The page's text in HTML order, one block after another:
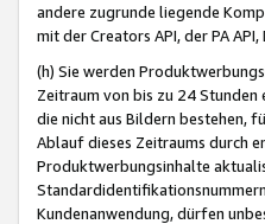
andere zugrunde liegende
mit der Creators API, der PA
(h) Sie werden
Zeitraum von bis zu 24
die nicht aus Bildern bestehen,
Ablauf dieses Zeitraums durch
Produktwerbungsinhalte
Kundenanwendung, dürfen